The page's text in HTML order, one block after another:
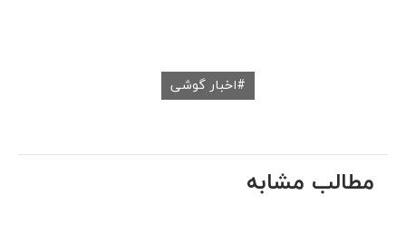
اخبار گوشی
مطالب مشابه